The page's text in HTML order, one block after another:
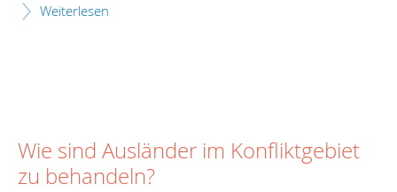
Weiterlesen
Wie sind Ausländer im Konfliktgebiet
zu behandeln?